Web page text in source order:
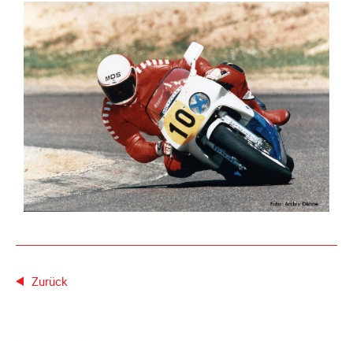
Achte
auf
Motorradfahrer
Merchandise
Aktionen
Info/Presse
Unterfahrschutz
Unterfahrschutz
-
-
Zurück